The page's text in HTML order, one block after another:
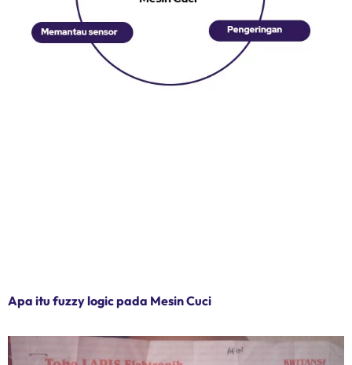
Apa itu fuzzy logic pada Mesin Cuci